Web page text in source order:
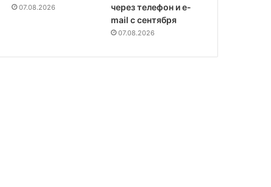
07.08.2026
через телефон и e-
mail с сентября
07.08.2026